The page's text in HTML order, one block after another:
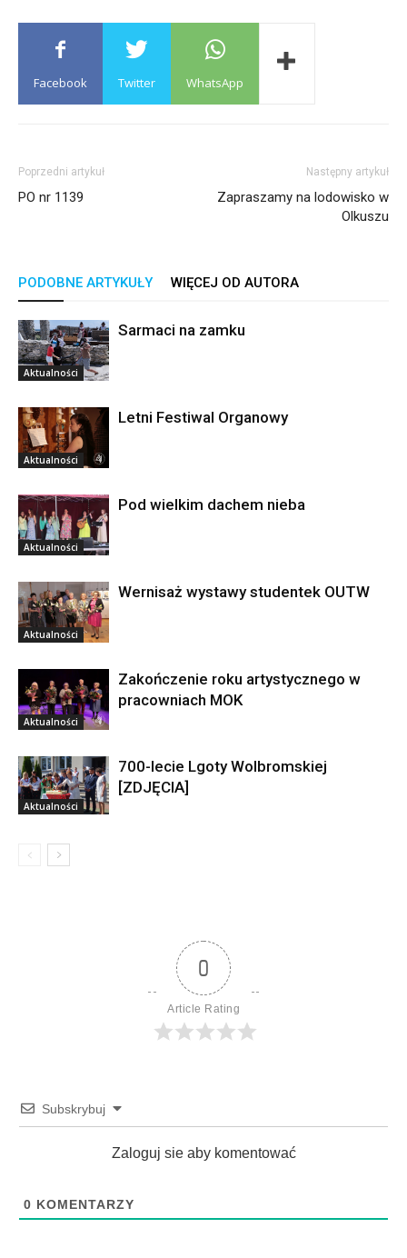
Facebook Twitter WhatsApp
Poprzedni artykuł
PO nr 1139
Następny artykuł
Zapraszamy na lodowisko w
Olkuszu
PODOBNE ARTYKUŁY WIĘCEJ OD AUTORA
Aktualności
Sarmaci na zamku
Aktualności
Letni Festiwal Organowy
Aktualności
Pod wielkim dachem nieba
Aktualności
Wernisaż wystawy studentek OUTW
Aktualności
Zakończenie roku artystycznego w
pracowniach MOK
Aktualności
700-lecie Lgoty Wolbromskiej
[ZDJĘCIA]
0
Article Rating
Subskrybuj
Zaloguj sie aby komentować
0 KOMENTARZY